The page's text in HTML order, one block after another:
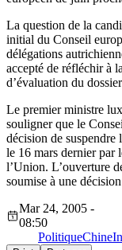
La question de la
initial du Conseil
délégations
accepté de réfléchir à
d’évaluation du
Le premier ministre
souligner que le
décision de suspendre
le 16 mars dernier par
l’Union. L’ouverture
soumise à une
Mar 24, 2005 -
08:50
PolitiqueChine